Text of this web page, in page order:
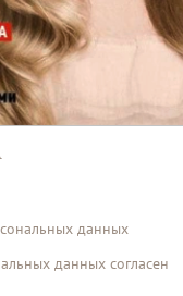
данных
данных согласен